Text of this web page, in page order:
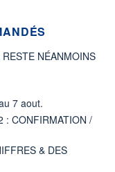
NÉANMOINS
7 aout.
: CONFIRMATION /
& DES